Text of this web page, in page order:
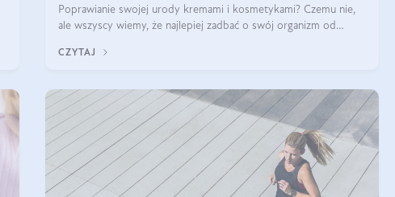
Poprawianie swojej urody kremami i kosmetykami? Czemu nie,
ale wszyscy wiemy, że najlepiej zadbać o swój organizm od
zewnętrzny prezentował się zdrowo i atrakcyjnie. Stosowanie
CZYTAJ